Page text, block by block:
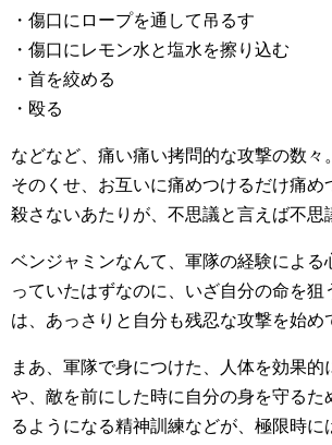
・傷口にロープを通して吊るす
・傷口にレモン水と塩水を擦り込む
・首を絞める
・殴る
などなど、痛い痛い拷問的な攻撃の数々。
そのくせ、お互いに痛めつけるだけ痛め
殺さないあたりが、不思議と言えば不思
ベンジャミンなんて、軍隊の経験による
っていたはずなのに、いざ自分の命を狙
は、あっさりと自分も残忍な攻撃を始め
まあ、軍隊で身につけた、人体を効果的
や、敵を前にした時に自分の身を守るた
るようになる精神訓練などが、極限時に